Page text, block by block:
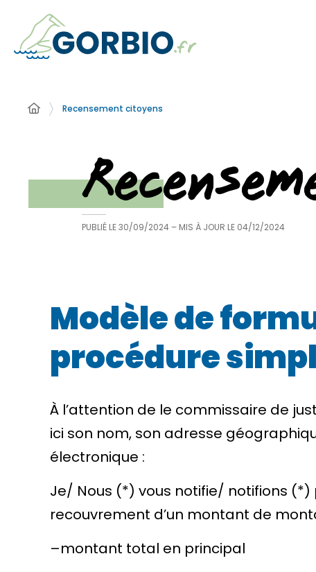
Recensement citoyens
PUBLIÉ LE30/09/2024 – MIS À JOUR LE 04/12/2024
Modèle de
procédure
À l’attention de le commissaire de
ici son nom, son adresse
électronique :
Je/ Nous (*) vous notifie/ notifions
recouvrement d’un montant de
–montant total en principal